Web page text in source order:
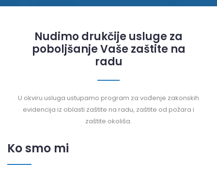
Nudimo drukčije usluge za
poboljšanje Vaše zaštite na
radu
U okviru usluga ustupamo program za vođenje zakonskih
evidencija iz oblasti zaštite na radu, zaštite od požara i
zaštite okoliša.
Ko smo mi